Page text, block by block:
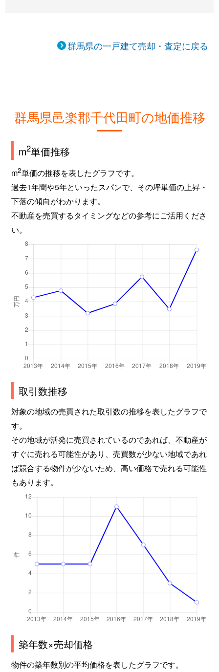
群馬県の一戸建て売却・査定に戻る
群馬県邑楽郡千代田町の地価推移
m2単価推移
m2単価の推移を表したグラフです。
過去1年間や5年といったスパンで、その坪単価の上昇・
下落の傾向がわかります。
不動産を売買するタイミングなどの参考にご活用くださ
い。
取引数推移
対象の地域の売買された取引数の推移を表したグラフで
す。
その地域が活発に売買されているのであれば、不動産が
すぐに売れる可能性があり、売買数が少ない地域であれ
ば競合する物件が少ないため、高い価格で売れる可能性
もあります。
築年数×売却価格
物件の築年数別の平均価格を表したグラフです。